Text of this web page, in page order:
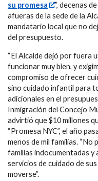
su promesa
”, decenas
afueras de la sede de la
mandatario local que no
del presupuesto.
“El Alcalde dejó por fuera
funcionar muy bien, y
compromiso de ofrecer
sino cuidado infantil para
adicionales en el
Inmigración del Concejo
advirtió que $10 millones
“Promesa NYC”, el año
menos de mil familias. “No
familias indocumentadas y
servicios de cuidado de
moverse”.